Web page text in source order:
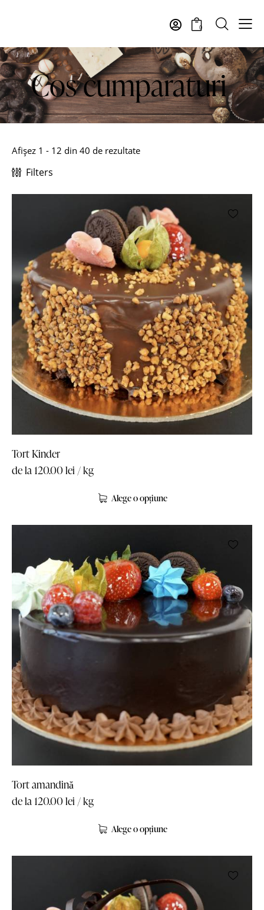
0
Cos cumparaturi
Afișez 1 - 12 din 40 de rezultate
Filters
Tort Kinder
de la120.00 lei / kg
Alege o opțiune
Tort amandină
de la120.00 lei / kg
Alege o opțiune